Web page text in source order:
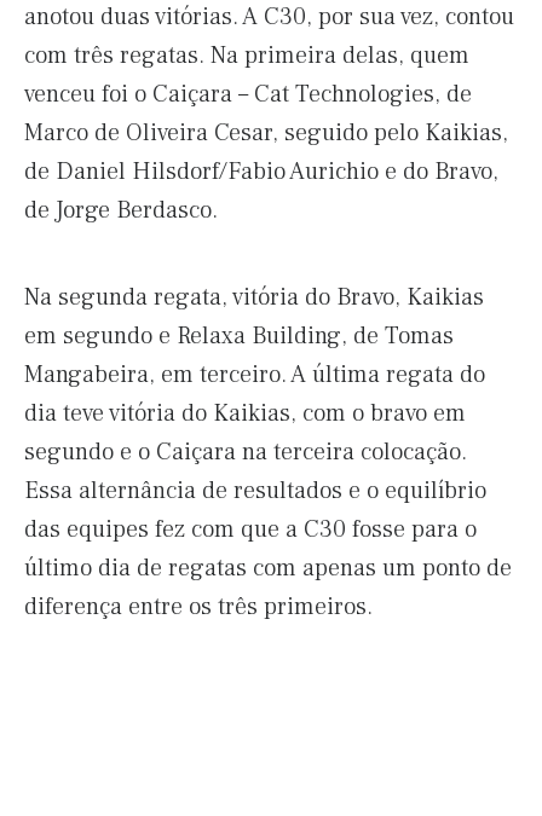
anotou duas vitórias. A C30, por sua vez, contou
com três regatas. Na primeira delas, quem
venceu foi o Caiçara – Cat Technologies, de
Marco de Oliveira Cesar, seguido pelo Kaikias,
de Daniel Hilsdorf/Fabio Aurichio e do Bravo,
de Jorge Berdasco.
Na segunda regata, vitória do Bravo, Kaikias
em segundo e Relaxa Building, de Tomas
Mangabeira, em terceiro. A última regata do
dia teve vitória do Kaikias, com o bravo em
segundo e o Caiçara na terceira colocação.
Essa alternância de resultados e o equilíbrio
das equipes fez com que a C30 fosse para o
último dia de regatas com apenas um ponto de
diferença entre os três primeiros.